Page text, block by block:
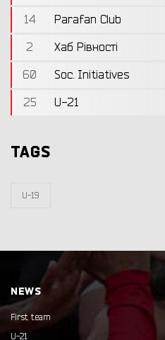
14
Parafan Club
2
Хаб Рівності
60
Soc. Initiatives
25
U-21
TAGS
U-19
NEWS
First team
U-21